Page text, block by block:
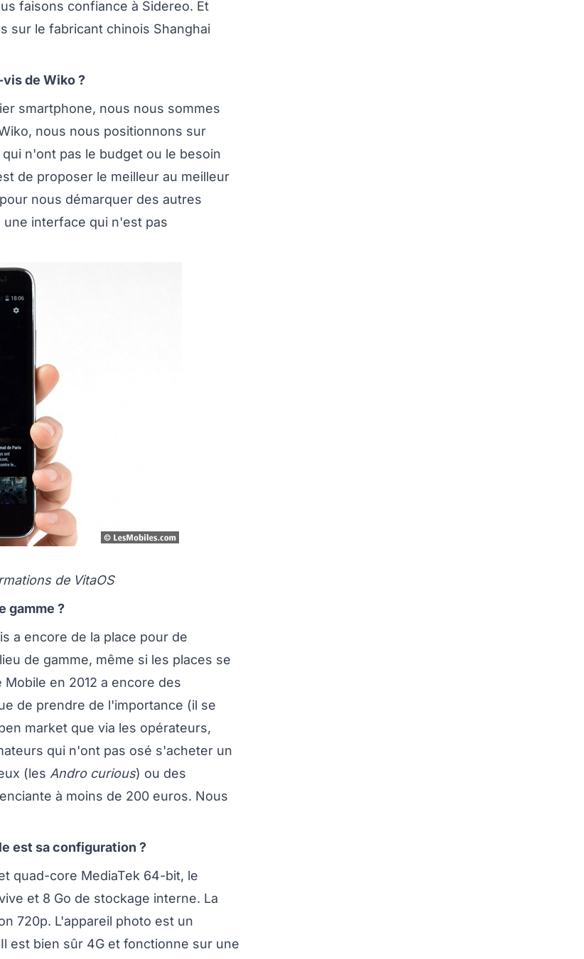
faisons confiance à Sidereo. Et
sur le fabricant chinois Shanghai
de Wiko ?
smartphone, nous nous sommes
nous nous positionnons sur
n'ont pas le budget ou le besoin
de proposer le meilleur au meilleur
nous démarquer des autres
interface qui n'est pas
de VitaOS
gamme ?
a encore de la place pour de
de gamme, même si les places se
en 2012 a encore des
de prendre de l'importance (il se
market que via les opérateurs,
qui n'ont pas osé s'acheter un
(les Andro curious) ou des
à moins de 200 euros. Nous
est sa configuration ?
quad-core MediaTek 64-bit, le
et 8 Go de stockage interne. La
720p. L'appareil photo est un
est bien sûr 4G et fonctionne sur une